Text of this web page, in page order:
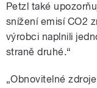
Petzl také
snížení emisí CO2
výrobci naplnili
straně druhé.“
„Obnovitelné